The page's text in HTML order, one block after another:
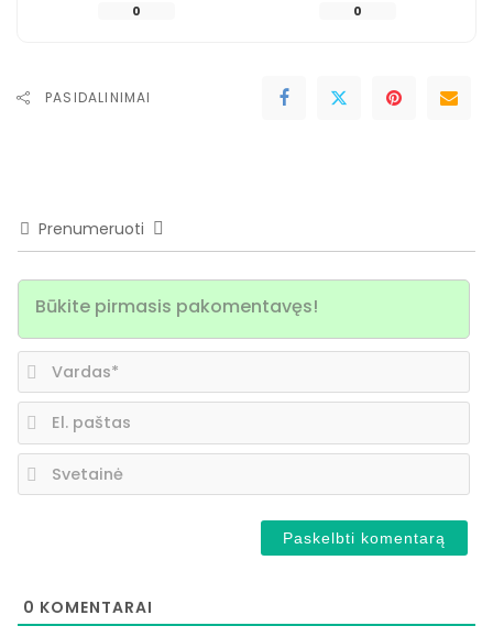
0 0
PASIDALINIMAI
Prenumeruoti
0 KOMENTARAI